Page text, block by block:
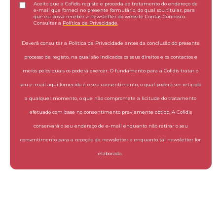
Aceito que a Cofidis registe e proceda ao tratamento do endereço de
e-mail que forneci no presente formulário, do qual sou titular, para
que eu possa receber a newsletter do website Contas Connosco.
Consultar a Política de Privacidade
Deverá consultar a Política de Privacidade antes da conclusão do presente
processo de registo, na qual são indicados os seus direitos e os contactos e
meios pelos quais os poderá exercer. O fundamento para a Cofidis tratar o
seu e-mail aqui fornecido é o seu consentimento, o qual poderá ser retirado
a qualquer momento, o que não compromete a licitude do tratamento
efetuado com base no consentimento previamente obtido. A Cofidis
conservará o seu endereço de e-mail enquanto não retirar o seu
consentimento para a receção da newsletter e enquanto tal newsletter for
elaborada.